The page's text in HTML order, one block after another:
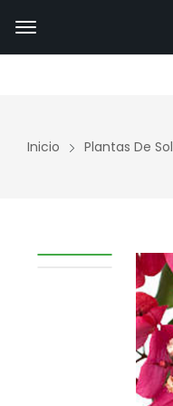
Inicio Plantas De Sol